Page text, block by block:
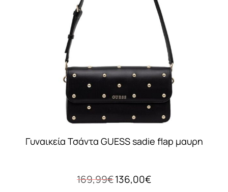
Γυναικεία Τσάντα GUESS sadie flap μαυρη
169,99€Original
136,00€Η